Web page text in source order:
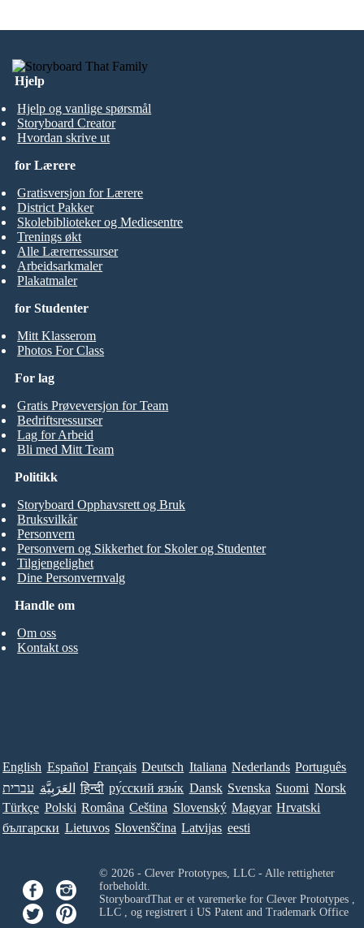
Hjelp
Hjelp og vanlige spørsmål
Storyboard Creator
Hvordan skrive ut
for Studenter
Mitt Klasserom
Photos For Class
for Lærere
Gratisversjon for Lærere
District Pakker
Skolebiblioteker og Mediesentre
Trenings økt
Alle Lærerressurser
Arbeidsarkmaler
Plakatmaler
For lag
Gratis Prøveversjon for Team
Bedriftsressurser
Lag for Arbeid
Bli med Mitt Team
Handle om
Om oss
Kontakt oss
Politikk
Storyboard Opphavsrett og Bruk
Bruksvilkår
Personvern
Personvern og Sikkerhet for Skoler og Studenter
Tilgjengelighet
Dine Personvernvalg
English Español Français Deutsch Italiana Nederlands Português
עברית العَرَبِيَّة हिन्दी ру́сский язы́к Dansk Svenska Suomi Norsk
Türkçe Polski Româna Ceština Slovenský Magyar Hrvatski
български Lietuvos Slovenščina Latvijas eesti
© 2026 - Clever Prototypes, LLC - Alle rettigheter
forbeholdt.
StoryboardThat er et varemerke for Clever Prototypes ,
LLC, og registrert i US Patent and Trademark Office